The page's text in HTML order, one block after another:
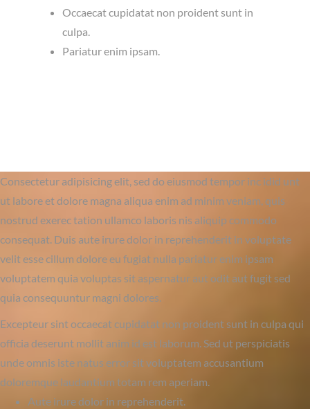
Occaecat cupidatat non proident sunt in
culpa.
Pariatur enim ipsam.
Consectetur adipisicing elit, sed do eiusmod tempor inc idid unt
ut labore et dolore magna aliqua enim ad minim veniam, quis
nostrud exerec tation ullamco laboris nis aliquip commodo
consequat. Duis aute irure dolor in reprehenderit in voluptate
velit esse cillum dolore eu fugiat nulla pariatur enim ipsam
voluptatem quia voluptas sit aspernatur aut odit aut fugit sed
quia consequuntur magni dolores.
Excepteur sint occaecat cupidatat non proident sunt in culpa qui
officia deserunt mollit anim id est laborum. Sed ut perspiciatis
unde omnis iste natus error sit voluptatem accusantium
doloremque laudantium totam rem aperiam.
Aute irure dolor in reprehenderit.